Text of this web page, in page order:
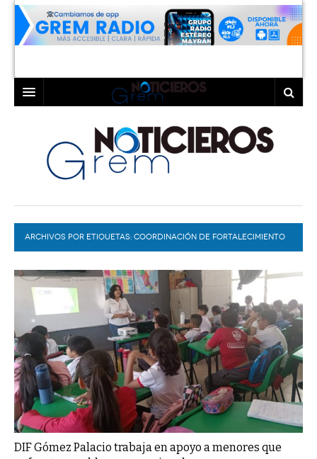
LAGUNA
TORREÓN
GÓMEZ PALACIO
LERDO
COAHUILA
DURANGO
DEPORTES
EL EXACTO
EXA INFORMA
GLOBO
CONTEXTOS
TRAYECTO LAGUNA
A MEDIA MAÑANA
A TODA LEY
DIÁLOGOS CON LA HISTORIA
TWEETS AND BEATS
LA MEJOR 97.1 ESTÉREO GALLITO
ACTUALIDADES GREM
COLABORADORES
ACTUALIDADES GREM
ARCHIVOS POR ETIQUETAS: COORDINACIÓN DE FORTALECIMIENTO
DIF Gómez Palacio trabaja en apoyo a menores que